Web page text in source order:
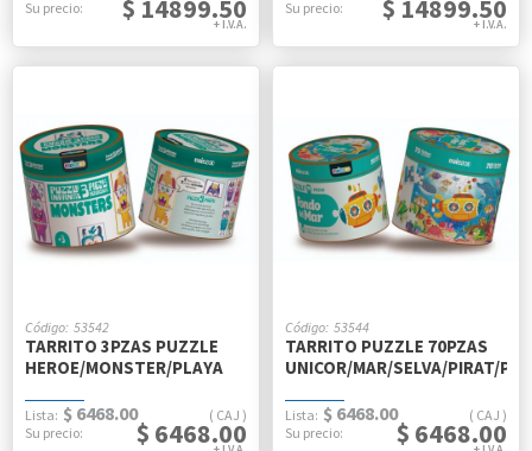
$ 14899.50 $ 14899.50
53542
TARRITO 3PZAS PUZZLE
HEROE/MONSTER/PLAYA
CAJ
$ 6468.00
$ 6468.00
53544
TARRITO PUZZLE 70PZAS
UNICOR/MAR/SELVA/PIRAT/
CAJ
$ 6468.00
$ 6468.00